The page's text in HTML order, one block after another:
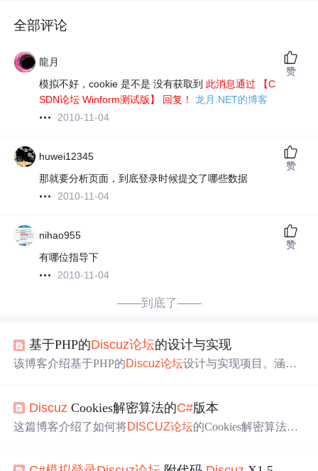
全部评论
龍月
模拟不好，cookie 是不是 没有获取到 此消息通过 【C
SDN论坛 Winform测试版】 回复！
龙月.NET的博客
2010-11-04
赞
huwei12345
那就要分析页面，到底登录时候提交了哪些数据
2010-11-04
赞
nihao955
有哪位指导下
2010-11-04
赞
——到底了——
基于PHP的Discuz论坛的设计与实现
该博客介绍基于PHP的Discuz论坛设计与实现项目。涵盖
统实现含前后端开发、数据库管理等，还实施安全措施，
助开发者掌握论坛开发流程。
Discuz Cookies解密算法的C#版本
这篇博客介绍了如何将DISCUZ论坛的Cookies解密算法移